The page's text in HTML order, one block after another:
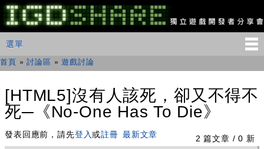
移
至
主
IGDSHARE
獨
遊
者
分
會
主選單
選單
您在這裡
首頁 »討論區 »遊戲討論
[HTML5]沒有人該死，卻又不得不
死─《No-One Has To Die》
2 篇文章 / 0 新
發表回應前，請先登入或註冊 最新文章